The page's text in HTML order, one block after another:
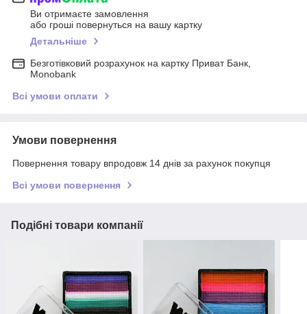
Ви отримаєте замовлення
або гроші повернуться на вашу картку
Детальніше
Безготівковий розрахунок на картку Приват Банк,
Monobank
Всі умови оплати
Умови повернення
Повернення товару впродовж 14 днів за рахунок покупця
Всі умови повернення
Подібні товари компанії